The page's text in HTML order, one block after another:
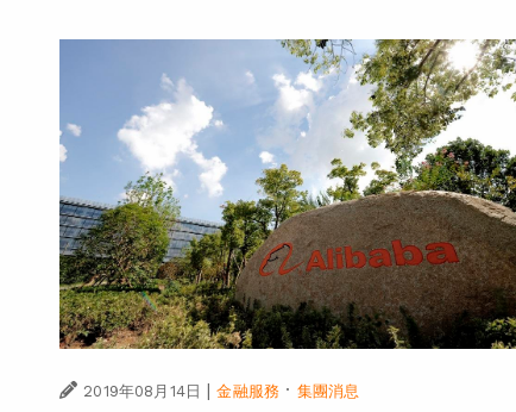
2019年08月14日 | 金融服務 · 集團消息